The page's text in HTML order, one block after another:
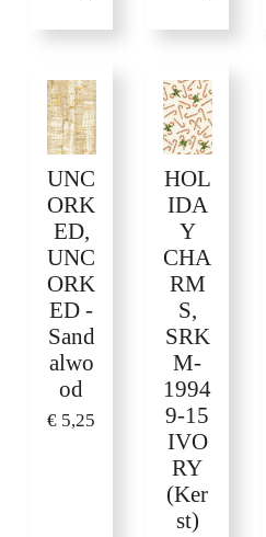
UNC
ORK
ED,
UNC
ORK
ED -
Sand
alwo
od
€ 5,25
HOL
IDA
Y
CHA
RM
S,
SRK
M-
1994
9-15
IVO
RY
(Ker
st)